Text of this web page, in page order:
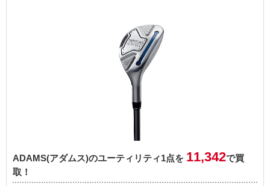
ADAMS(アダムス)のユーティリティ1点を 11,342で買
取！